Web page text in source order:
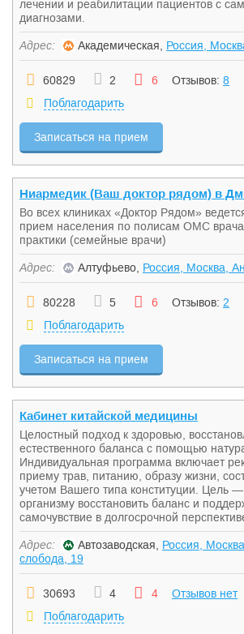
лечении и реабилитации пациентов с
диагнозами.
Адрес: Академическая, Россия,
60829 2 6 Отзывов: 8
Поблагодарить
Записаться на прием
Ниармедик (Ваш доктор рядом) в
Во всех клиниках «Доктор Рядом»
прием населения по полисам ОМС
практики (семейные врачи)
Адрес: Алтуфьево, Россия, Москва,
80228 5 6 Отзывов: 2
Поблагодарить
Записаться на прием
Кабинет китайской медицины
Целостный подход к здоровью,
естественного баланса с помощью
Индивидуальная программа включает
приему трав, питанию, образу жизни,
учетом Вашего типа конституции. Цель
организму восстановить баланс и
самочувствие в долгосрочной
Адрес: Автозаводская, Россия,
слобода, 19
30693 4 4
Отзывов нет
Поблагодарить